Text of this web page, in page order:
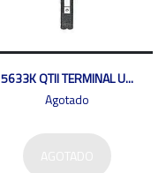
5633K QTII TERMINAL U...
Agotado